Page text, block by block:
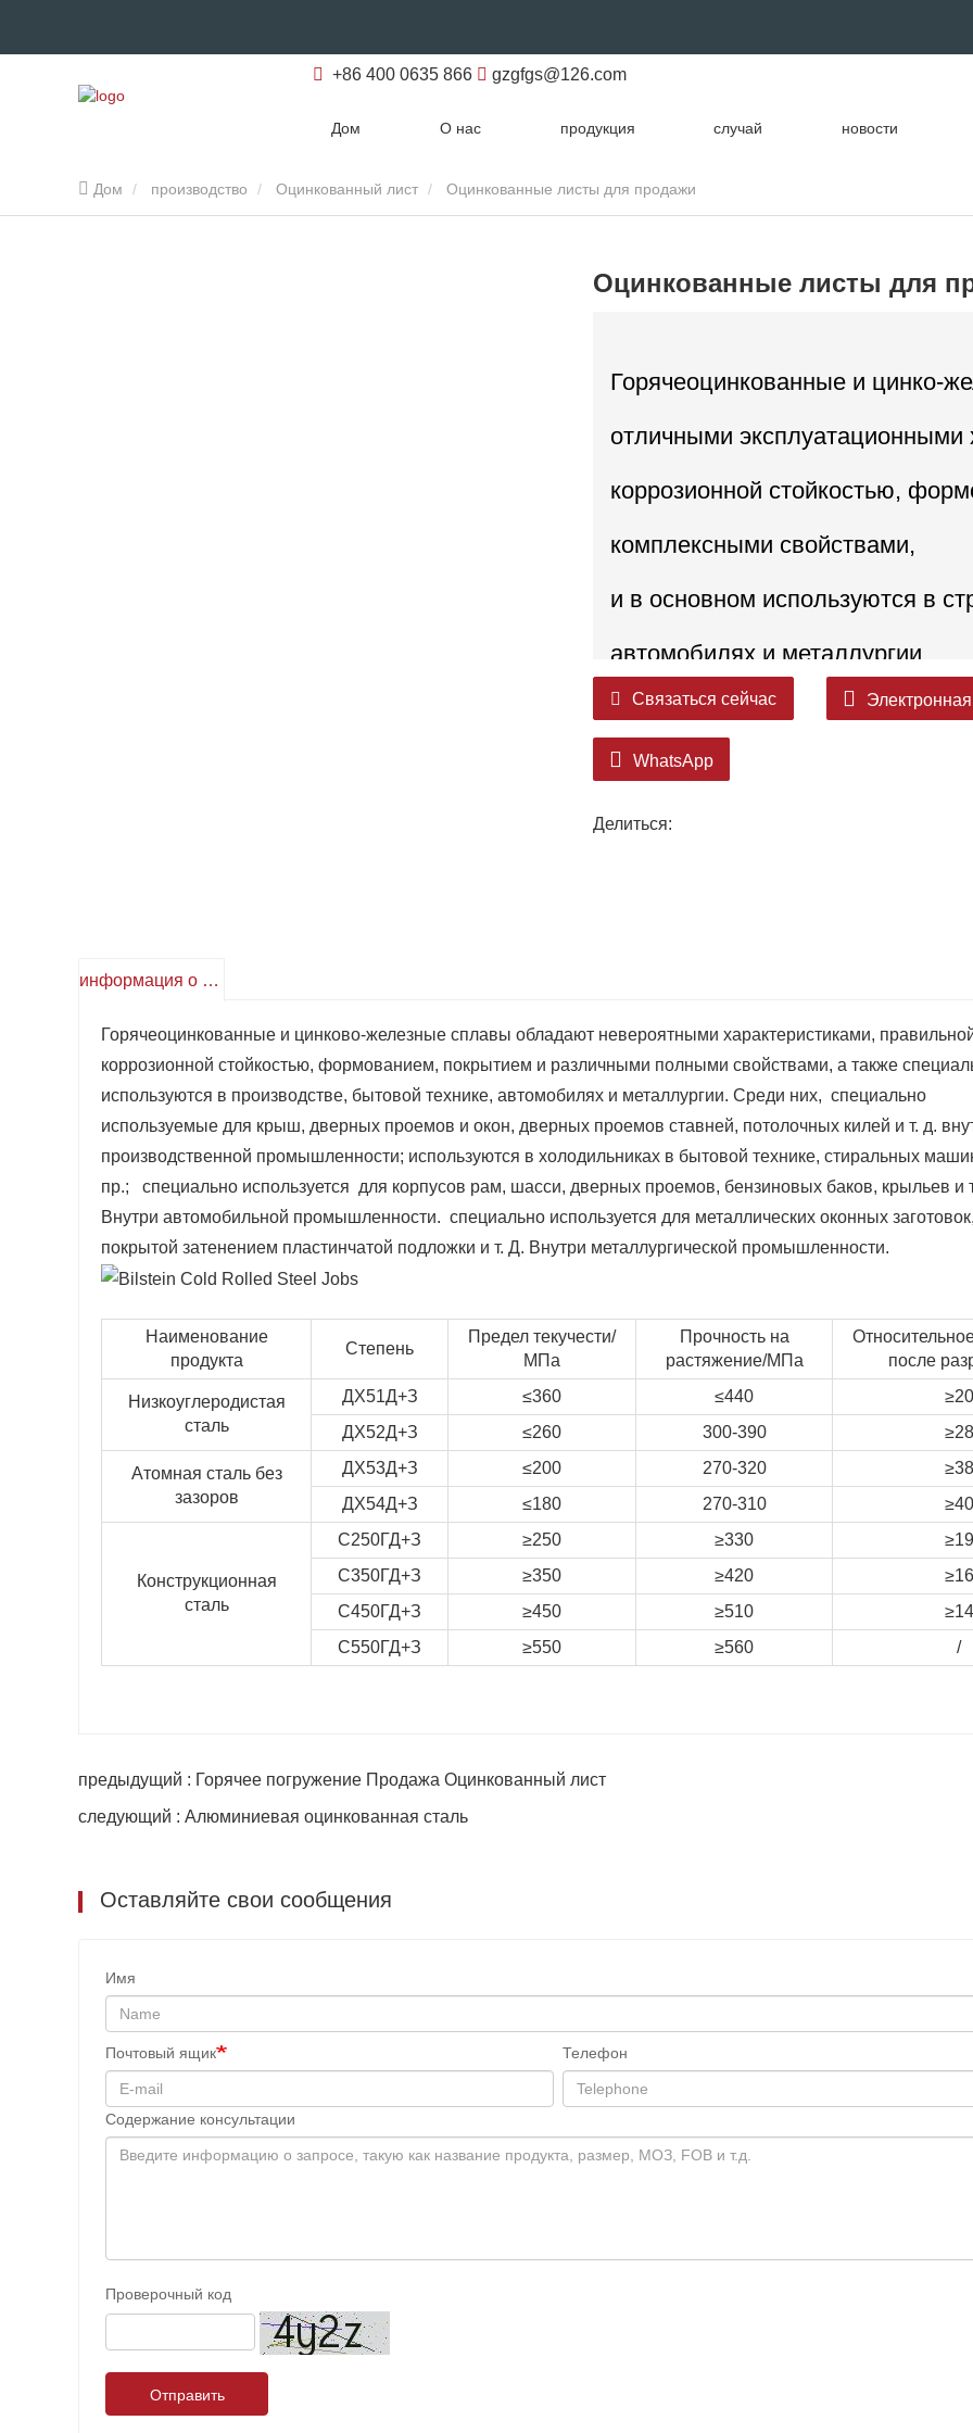
+86 400 0635 866 gzgfgs@126.com
Дом О нас продукция случай новости
Дом производство Оцинкованный лист Оцинкованные листы для продажи
Оцинкованные листы для
Горячеоцинкованные и цинко-
отличными эксплуатационными
коррозионной стойкостью,
комплексными свойствами,
и в основном используются в
автомобилях и металлургии.
Среди них, в основном
ставня дверей, потолочных
Связаться сейчас
WhatsApp
Делиться:
информация о продукте
Горячеоцинкованные и цинково-железные сплавы обладают невероятными характеристиками,
коррозионной стойкостью, формованием, покрытием и различными полными свойствами, а также
используются в производстве, бытовой технике, автомобилях и металлургии. Среди них, специально
используемые для крыш, дверных проемов и окон, дверных проемов ставней, потолочных килей и т. д.
производственной промышленности; используются в холодильниках в бытовой технике, стиральных
пр.; специально используется для корпусов рам, шасси, дверных проемов, бензиновых баков, крыльев и
Внутри автомобильной промышленности. специально используется для металлических оконных заготовок,
покрытой затенением пластинчатой подложки и т. Д. Внутри металлургической промышленности.
Наименование
продукта
Степень
Предел текучести/
МПа
Прочность на
растяжение/МПа
после
Низкоуглеродистая
сталь
ДХ51Д+З ≤360 ≤440
≥20
ДХ52Д+З
≤260 300-390 ≥28
Атомная сталь без
зазоров
ДХ53Д+З ≤200 270-320
≥38
ДХ54Д+З
≤180 270-310 ≥40
Конструкционная
сталь
С250ГД+З ≥250 ≥330
≥19
С350ГД+З
≥350 ≥420
≥16
С450ГД+З
≥450 ≥510
≥14
С550ГД+З
≥550 ≥560 /
предыдущий : Горячее погружение Продажа Оцинкованный лист
следующий : Алюминиевая оцинкованная сталь
Оставляйте свои сообщения
Имя
Почтовый ящик Телефон
Содержание консультации
Проверочный код
Отправить